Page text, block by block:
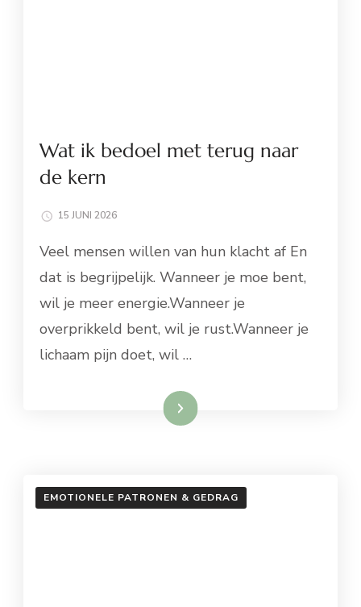
Wat ik bedoel met terug naar
de kern
15 JUNI 2026
Veel mensen willen van hun klacht af En
dat is begrijpelijk. Wanneer je moe bent,
wil je meer energie.Wanneer je
overprikkeld bent, wil je rust.Wanneer je
lichaam pijn doet, wil …
Lees meer
EMOTIONELE PATRONEN & GEDRAG